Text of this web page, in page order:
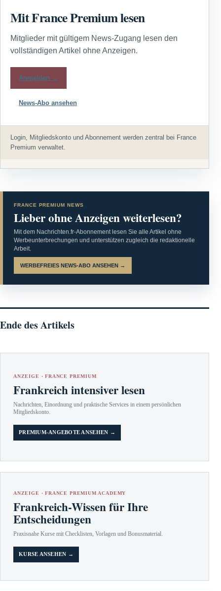
Mit France Premium lesen
Mitglieder mit gültigem News-Zugang lesen den
vollständigen Artikel ohne Anzeigen.
Anmelden →
News-Abo ansehen
Login, Mitgliedskonto und Abonnement werden zentral bei France
Premium verwaltet.
FRANCE PREMIUM NEWS
Lieber ohne Anzeigen weiterlesen?
Mit dem Nachrichten.fr-Abonnement lesen Sie alle Artikel ohne
Werbeunterbrechungen und unterstützen zugleich die redaktionelle
Arbeit.
WERBEFREIES NEWS-ABO ANSEHEN →
Ende des Artikels
ANZEIGE · FRANCE PREMIUM
Frankreich intensiver lesen
Nachrichten, Einordnung und praktische Services in einem persönlichen
Mitgliedskonto.
PREMIUM-ANGEBOTE ANSEHEN →
ANZEIGE · FRANCE PREMIUM ACADEMY
Frankreich-Wissen für Ihre
Entscheidungen
Praxisnahe Kurse mit Checklisten, Vorlagen und Bonusmaterial.
KURSE ANSEHEN →